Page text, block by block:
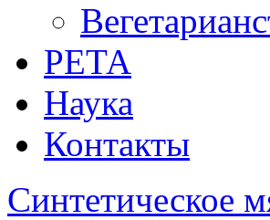
РЕТА
Наука
Контакты
Синтетическое